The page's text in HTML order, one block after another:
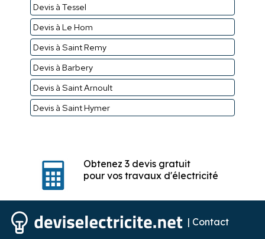
Devis à Tessel
Devis à Le Hom
Devis à Saint Remy
Devis à Barbery
Devis à Saint Arnoult
Devis à Saint Hymer
Obtenez 3 devis gratuit
pour vos travaux d'électricité
| Contact